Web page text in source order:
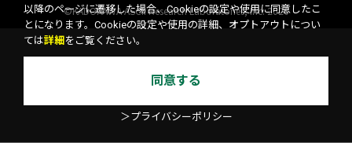
©KADOKAWA ASCII Research Laboratories, Inc. 2026
以降のページに遷移した場合、Cookieの設定や使用に同意したこ
とになります。Cookieの設定や使用の詳細、オプトアウトについ
ては詳細 をご覧ください。
同意する
＞プライバシーポリシー